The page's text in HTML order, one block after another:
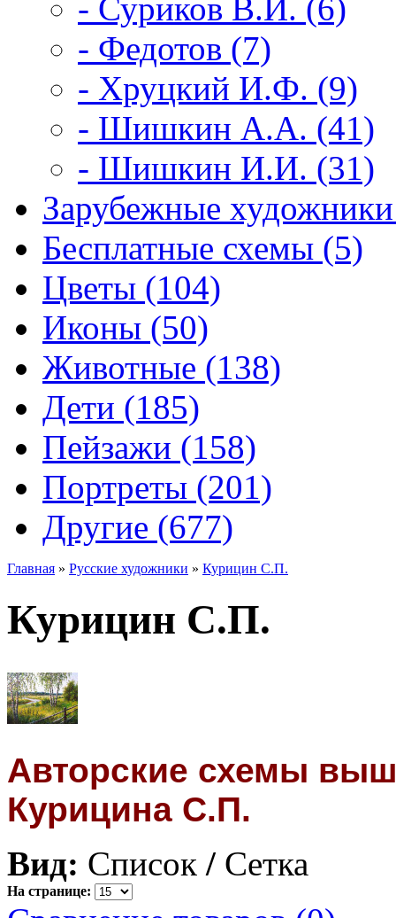
- Суриков В.И. (6)
- Федотов (7)
- Хруцкий И.Ф. (9)
- Шишкин А.А. (41)
- Шишкин И.И. (31)
Зарубежные
Бесплатные схемы (5)
Цветы (104)
Иконы (50)
Животные (138)
Дети (185)
Пейзажи (158)
Портреты (201)
Другие (677)
Главная » Русские художники » Курицин С.П.
Курицин С.П.
Авторские схемы
Курицина С.П.
Вид: Список / Сетка
На странице: